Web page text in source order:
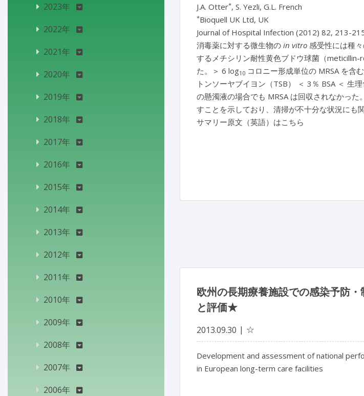
J.A. Otter*, S. Yezli, G.L. French
*Bioquell UK Ltd, UK
Journal of Hospital Infection (2012) 82, 213-
消毒薬に対する微生物の in vitro 感受性には種
するメチシリン耐性黄色ブドウ球菌（
た。＞ 6 log10 コロニー形成単位の MRSA を含
トンソーヤブイヨン（TSB） ＜ 3％ BSA ＜ 生
の懸濁液の場合でも MRSA は回収されなかっ
すことを示しており、清掃が不十分な状況にも
サマリー原文（英語）はこちら
欧州の長期療養施設での感染予防
と評価★
2013.09.30 ☆
Development and assessment of national
in European long-term care facilities
2023年
2022年
2021年
2020年
2019年
2018年
2017年
2016年
2015年
2014年
2013年
2012年
2011年
2010年
2009年
2008年
2007年
2006年